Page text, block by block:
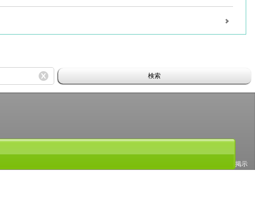
検索
商標（登録番号 第６０９１７１３号）です。 ABJマークの詳細、ABJマークを掲示